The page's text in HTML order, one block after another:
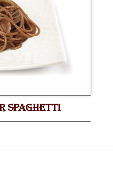
SPAGHETTI